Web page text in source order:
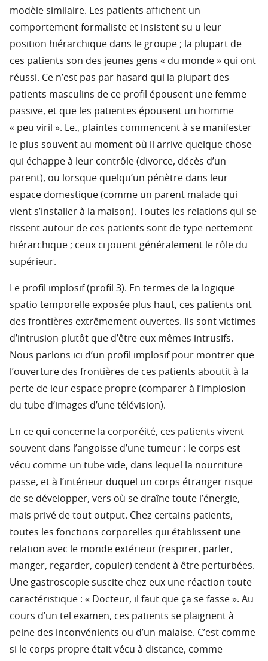
modèle similaire. Les patients affichent un
comportement formaliste et insistent su u leur
position hiérarchique dans le groupe ; la plupart de
ces patients son des jeunes gens « du monde » qui ont
réussi. Ce n’est pas par hasard qui la plupart des
patients masculins de ce profil épousent une femme
passive, et que les patientes épousent un homme
« peu viril ». Le., plaintes commencent à se manifester
le plus souvent au moment où il arrive quelque chose
qui échappe à leur contrôle (divorce, décès d’un
parent), ou lorsque quelqu’un pénètre dans leur
espace domestique (comme un parent malade qui
vient s’installer à la maison). Toutes les relations qui se
tissent autour de ces patients sont de type nettement
hiérarchique ; ceux ci jouent généralement le rôle du
supérieur.
Le profil implosif (profil 3). En termes de la logique
spatio temporelle exposée plus haut, ces patients ont
des frontières extrêmement ouvertes. Ils sont victimes
d’intrusion plutôt que d’être eux mêmes intrusifs.
Nous parlons ici d’un profil implosif pour montrer que
l’ouverture des frontières de ces patients aboutit à la
perte de leur espace propre (comparer à l’implosion
du tube d’images d’une télévision).
En ce qui concerne la corporéité, ces patients vivent
souvent dans l’angoisse d’une tumeur : le corps est
vécu comme un tube vide, dans lequel la nourriture
passe, et à l’intérieur duquel un corps étranger risque
de se développer, vers où se draîne toute l’énergie,
mais privé de tout output. Chez certains patients,
toutes les fonctions corporelles qui établissent une
relation avec le monde extérieur (respirer, parler,
manger, regarder, copuler) tendent à être perturbées.
Une gastroscopie suscite chez eux une réaction toute
caractéristique : « Docteur, il faut que ça se fasse ». Au
cours d’un tel examen, ces patients se plaignent à
peine des inconvénients ou d’un malaise. C’est comme
si le corps propre était vécu à distance, comme